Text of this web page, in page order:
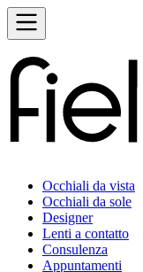
Occhiali da vista
Occhiali da sole
Designer
Lenti a contatto
Consulenza
Appuntamenti